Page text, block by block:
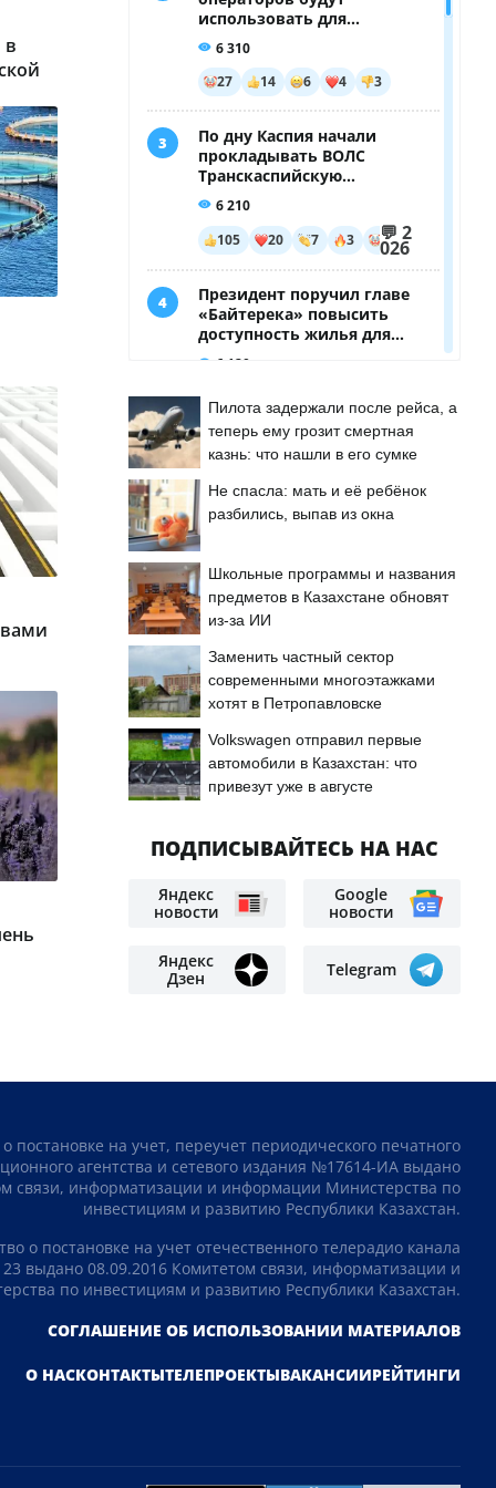
в
Пилота задержали после рейса, а
теперь ему грозит смертная
казнь: что нашли в его сумке
Не спасла: мать и её ребёнок
разбились, выпав из окна
Школьные программы и названия
предметов в Казахстане обновят
из-за ИИ
Заменить частный сектор
современными многоэтажками
хотят в Петропавловске
Volkswagen отправил первые
автомобили в Казахстан: что
привезут уже в августе
ПОДПИСЫВАЙТЕСЬ НА НАС
Яндекс
новости
Google
новости
Яндекс
Дзен
Telegram
постановке на учет, переучет периодического печатного
агентства и сетевого издания №17614-ИА выдано
связи, информатизации и информации Министерства по
инвестициям и развитию Республики Казахстан.
о постановке на учет отечественного телерадио канала
выдано 08.09.2016 Комитетом связи, информатизации и
по инвестициям и развитию Республики Казахстан.
СОГЛАШЕНИЕ ОБ ИСПОЛЬЗОВАНИИ МАТЕРИАЛОВ
О НАСКОНТАКТЫТЕЛЕПРОЕКТЫВАКАНСИИРЕЙТИНГИ